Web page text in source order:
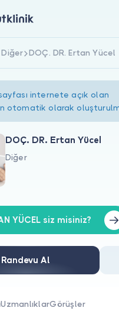
Doktor musunuz?
Kaydol
Diğer DOÇ. DR. Ertan Yücel
internete açık olan
otomatik olarak
DOÇ. DR. Ertan Yücel
Diğer
YÜCEL siz misiniz?
Randevu Al
UzmanlıklarGörüşler